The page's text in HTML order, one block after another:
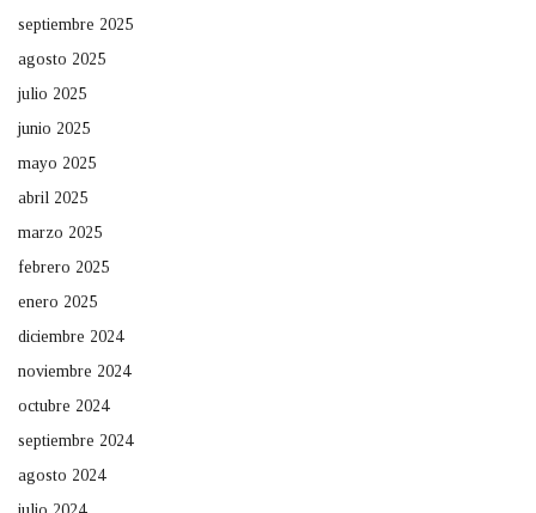
septiembre 2025
agosto 2025
julio 2025
junio 2025
mayo 2025
abril 2025
marzo 2025
febrero 2025
enero 2025
diciembre 2024
noviembre 2024
octubre 2024
septiembre 2024
agosto 2024